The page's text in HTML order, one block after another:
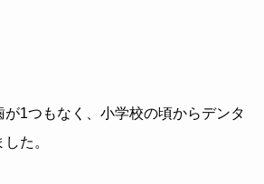
が1つもなく、小学校の頃からデンタ
た。